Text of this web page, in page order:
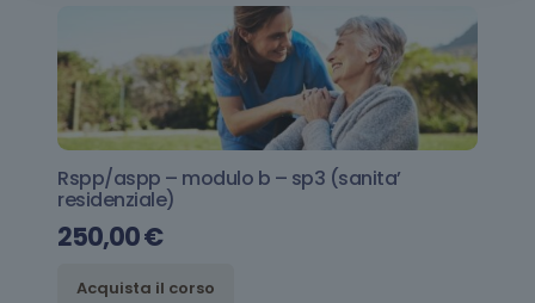
Rspp/aspp – modulo b – sp3 (sanita’
residenziale)
250,00€
Acquista il corso